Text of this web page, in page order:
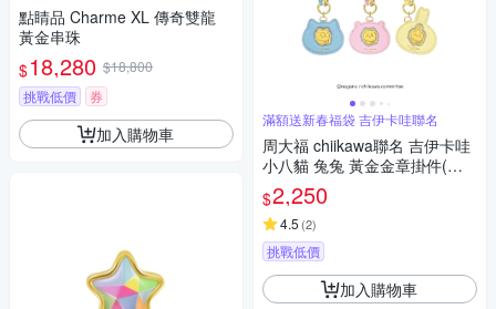
點睛品 Charme XL 傳奇雙龍
黃金串珠
$18,280 $18,800
挑戰低價
券
加入購物車
滿額送新春福袋 吉伊卡哇聯名
周大福 chiikawa聯名 吉伊卡哇
小八貓 兔兔 黃金金章掛件(多
款可選)
$2,250
4.5 (2)
挑戰低價
加入購物車